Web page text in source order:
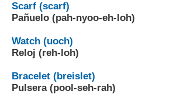
Scarf (scarf)
Pañuelo (pah-nyoo-eh-loh)
Watch (uoch)
Reloj (reh-loh)
Bracelet (breislet)
Pulsera (pool-seh-rah)